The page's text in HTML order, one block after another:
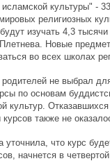
культуры" -
религиозных
изучать 4,3
Новые
во всех школах
родителей не выбрал
по основам
культур.
также не
уточнила, что курс
начнется в